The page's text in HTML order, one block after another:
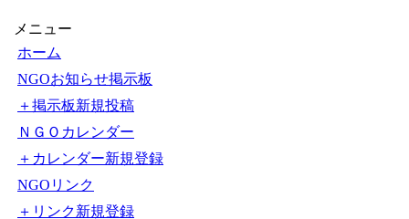
くらぶ
ホーム
NGOお知らせ掲示板